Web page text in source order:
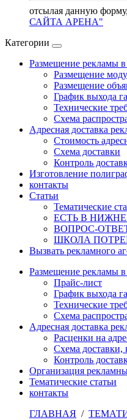
отсылая данную
САЙТА АРЕНА"
Категории
Размещение рекламы в
Размещение
Размещение
График выхода
Технические
Схема
Адресная доставка
Стоимость
Схема доставки
Контроль
Изготовление
контакты
Статьи
Тематические
ЕСТЬ В
ВОПРОС-
ШКОЛА
Вызвать рекламного
Размещение рекламы в
Прайс-лист
График выхода
Технические
Схема
Адресная доставка
Расценки на
Схема доставки,
Контроль
Организация
Тематические статьи
контакты
ГЛАВНАЯ /